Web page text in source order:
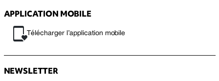
APPLICATION MOBILE
Télécharger l’application mobile
NEWSLETTER